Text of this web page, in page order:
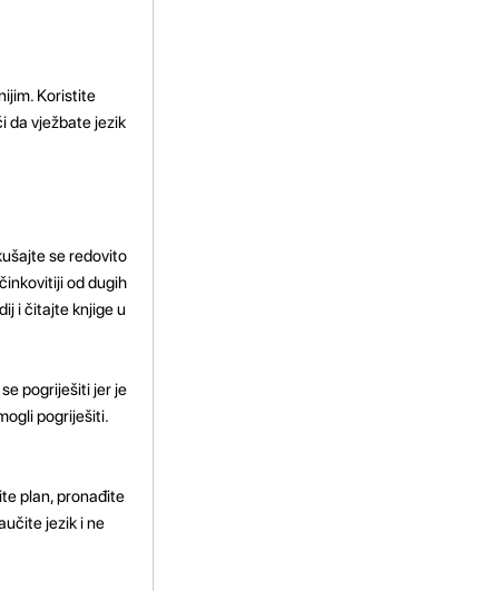
Koristite
da vježbate jezik
se redovito
od dugih
i čitajte knjige u
pogriješiti jer je
pogriješiti.
plan, pronađite
jezik i ne